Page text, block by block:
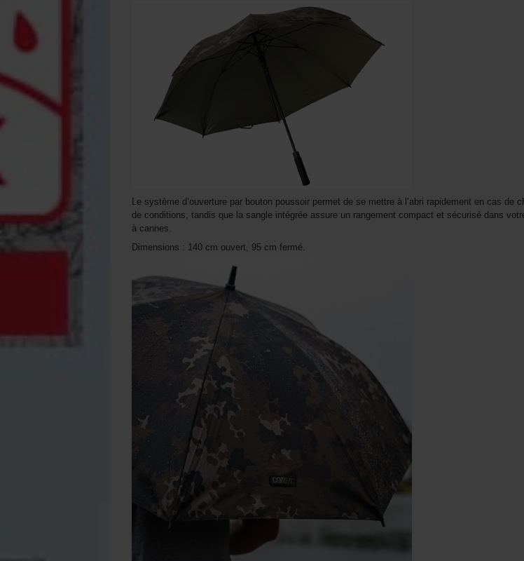
Le système d’ouverture par bouton poussoir permet de se mettre à l’abri rapidement en cas de
de conditions, tandis que la sangle intégrée assure un rangement compact et sécurisé dans
à cannes.
Dimensions : 140 cm ouvert, 95 cm fermé.